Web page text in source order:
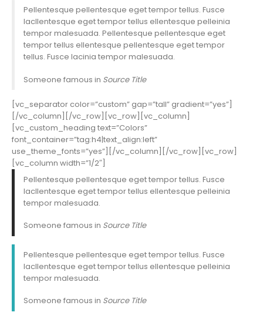
Pellentesque pellentesque eget tempor tellus. Fusce
lacllentesque eget tempor tellus ellentesque pelleinia
tempor malesuada. Pellentesque pellentesque eget
tempor tellus ellentesque pellentesque eget tempor
tellus. Fusce lacinia tempor malesuada.
Someone famous in Source Title
[vc_separator color=”custom” gap=”tall” gradient=”yes”]
[/vc_column][/vc_row][vc_row][vc_column]
[vc_custom_heading text=”Colors”
font_container=”tag:h4|text_align:left”
use_theme_fonts=”yes”][/vc_column][/vc_row][vc_row]
[vc_column width=”1/2″]
Pellentesque pellentesque eget tempor tellus. Fusce
lacllentesque eget tempor tellus ellentesque pelleinia
tempor malesuada.
Someone famous in Source Title
Pellentesque pellentesque eget tempor tellus. Fusce
lacllentesque eget tempor tellus ellentesque pelleinia
tempor malesuada.
Someone famous in Source Title